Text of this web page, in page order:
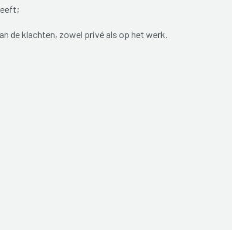
de klachten, zowel privé als op het werk.